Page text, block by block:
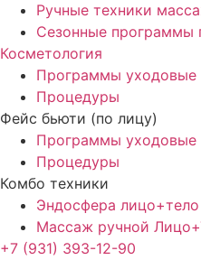
Ручные техники
Сезонные программы
Косметология
Программы уходовые
Процедуры
Фейс бьюти (по лицу)
Программы уходовые
Процедуры
Комбо техники
Эндосфера лицо+тело
Массаж ручной
+7 (931) 393-12-90